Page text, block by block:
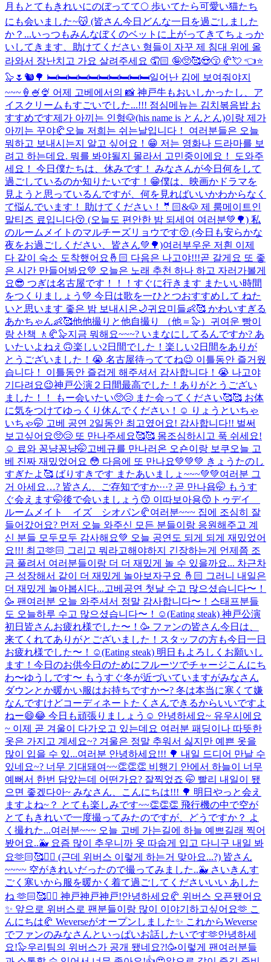
月もとてもきれいにのぼってて🌕 歩いてたら可愛い猫たち
にも会いました~😽 (皆さん今日どんな一日を過ごしました
か？...いっつもみんなぼくのベットに上がってきてちょっか
いしてきます、助けてください 형들이 자꾸 제 침대 위에 올
라와서 장난치고 가요 살려주세요 🤦🏻 🤪🥺🥰😍😚 🥐💘 👈⭐️
🦭🌷🐿🌳 🛏🛏🛏🛏🛏🛏🛏🛏🛏🛏일어난 김에 보여줘야지
~~~🍦🍧🍨 어제 고베에서의 📸 神戸牛もおいしかったし、ア
イスクリームもすごいでした...!!! 점심메뉴는 김치볶음밥 お
すすめです제가 아끼는 인형🐶(his name is とんとん)이랑 제가
아끼는 꾸야🥐 오늘 저희는 쉬는날입니다！ 여러분들은 오늘
뭐하고 보내시는지 알고 싶어요！😁 저는 영화나 드라마를 보
려고 하는데요. 뭐를 봐야될지 몰라서 고민중이에요！ 도와주
세요！ 今日僕たちは、休みです！ みなさんが今日何をして
過ごしているのか知りたいです！😁僕は、映画かドラマを
見ようと思っているんですが、何を見ればいいかわからなく
て悩んでいます！ 助けてください！
🤵🏻&🐶 제 룸메이트인
말티즈 료입니다😚 (오늘도 편안한 밤 되세여 여러분💚🌳) 私
のルームメイトのマルチーズリョウです😚 (今日も安らかな
夜をお過ごしください、皆さん💚🌳)여러부우운 저흰 이제
다 같이 숙소 도착했어요🤞🏻 다음은 나고야!!!곧 갈게요 또 좋
은 시간 만들어봐요💚 오늘은 노래 추천 하나 하고 자러가볼게
요😎 つぎは名古屋です！！！すぐに行きます またいい時間
をつくりましょう💚 今日は歌を一ひとつおすすめして ねた
いと思います 좋은 밤 보내시온🌙귀요미들👶🥰 かわいすぎる
あかちゃん👶🥰他他撮りと他自撮り （他＝🦭） 귀여운 빵이
랑 산책 🚶🥐🦭지금 뭐해요~~~? いまなにしてるんですか? あ
いたいよねえ🙃楽しい2日間でした！楽しい2日間をありが
とうございました！😭 名古屋待っててね😉 이틀동안 즐거웠
습니다！ 이틀동안 즐겁게 해주셔서 감사합니다！😭 나고야
기다려요😉神戸公演２日間最高でした！ありがとうござい
ました！！ もー会いたい🥺😢 また会ってください🥰🥰 お体
に気をつけてゆっくり休んでください！☺️ りょうといちゃ
いちゃ🤭 고베 공연 2일동안 최고였어요! 감사합니다!! 벌써
보고싶어요🥺😢 또 만나주세요🥰🥰 몸조심하시고 푹 쉬세요!
☺️ 료와 꽁냥꽁냥🤭고베규를 만나러온 오숀이랑 보쿠오늘 고
베 진짜 재밌었어요 😳 다음에 또 만나요💚💚💚 きょうたのし
すぎたよ🥰 ばりすきです またあいましょ~~~💚💚여러분 그
거 아세요…? 皆さん、ご存知ですか···? 곧 만나욥🤭 もうす
ぐ会えます🤭後で会いましょう😙 이따보아용😙 トゥデイ
ルームメイト イズ シオパン🥐여러분~~~ 집에 조심히 잘
들어갔어요? 먼저 오늘 와주신 모든 분들이랑 응원해주고 계
신 분들 모두모두 감사해요💚 오늘 공연도 되게 되게 재밌었어
요!!! 최고🫶🏻 그리고 뭐라고해야하지 긴장하는게 언제쯤 조
금 풀려서 여러분들이랑 더 더 재밌게 놀 수 있을까요... 차근차
근 성장해서 같이 더 재밌게 놀아보자구요 🤞🏻 그러니 내일은
더 재밌게 놀아봅시다...고베공연 첫날 수고 많으셨습니다〜！
🥳 팬여러분 오늘 와주셔서 정말 감사합니다〜！스태프분들
도 오늘하루 수고 많으셨습니다〜！☺️(Eating steak) 神戸公演
初日皆さんお疲れ様でした〜！🥳 ファンの皆さん今日は、
来てくれてありがとございました！スタッフの方も今日一日
お疲れ様でした〜！☺(Eating steak) 明日もよろしくお願いし
ます！ 今日のお供今日のためにフルーツでチャージこんにち
わ〜ゆうしです〜 もうすぐ冬が近づいていますがみなさん
ダウンとか暖かい服はお持ちですか〜? 冬は本当に寒くて嫌
なんですけどコーディネートたくさんできるからいいですよ
ねー😄😂 今日も頑張りましょう☺️ 안녕하세요~ 유우시에요
~ 이제 곧 겨울이 다가오고 있는데요 여러분 패딩이나 따뜻한
옷은 가지고 계세요~? 겨울은 정말 추워서 싫지만 예쁜 옷을
많이 입을 수 있...여러분 안녕하세요!!! 🌳 내일 드디어 만날 수
있네요~? 너무 기대돼여~~👏👏👏 비행기 안에서 하늘이 너무
예뻐서 한번 담았는데 어떤가요? 잘찍었죠 🤭 빨리 내일이 됐
으면 좋겠다아~ みなさん、こんにちは!!! 🌳 明日やっと会え
ますよね~？ とても楽しみです~~👏👏👏 飛行機の中で空が
とてもきれいで一度撮ってみたのですが、どうですか？ よ
く撮れた...여러분~~~ 오늘 고베 가는길에 하늘 예쁘길래 찍어
봤어요..🐳 요즘 많이 추우니까 옷 따숩게 입고 다니구 내일 봐
요🫶🏻🥰✌🏻 (근데 위버스 이렇게 하는거 맞아요...?) 皆さん
~~~~ 空がきれいだったので撮ってみました..🐳 さいきんす
ごく寒いから服を暖かく着て過ごしてくださいいい あした
ね 🫶🏻🥰✌🏻 神戸神戸神戸!안녕하세요🥐 위버스 오픈됐어요
✨ 앞으로 위버스로 팬분들이랑 많이 이야기하고싶어요🫶 こ
んにちは🥐 Weverseがオープンしました✨ これからWeverse
でファンのみなさんといっぱいお話したいです🫶안녕하세
요!🦭우리팀의 위버스가 공개 됐네요?!🥳이렇게 팬여러분들